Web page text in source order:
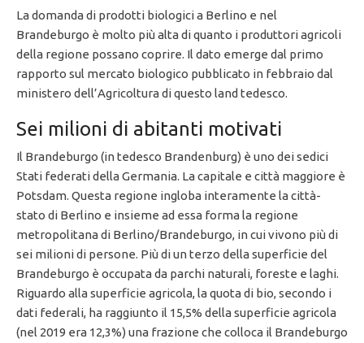
La domanda di prodotti biologici a Berlino e nel
Brandeburgo è molto più alta di quanto i produttori agricoli
della regione possano coprire. Il dato emerge dal primo
rapporto sul mercato biologico pubblicato in febbraio dal
ministero dell’Agricoltura di questo land tedesco.
Sei milioni di abitanti motivati
Il Brandeburgo (in tedesco Brandenburg) è uno dei sedici
Stati federati della Germania. La capitale e città maggiore è
Potsdam. Questa regione ingloba interamente la città-
stato di Berlino e insieme ad essa forma la regione
metropolitana di Berlino/Brandeburgo, in cui vivono più di
sei milioni di persone. Più di un terzo della superficie del
Brandeburgo è occupata da parchi naturali, foreste e laghi.
Riguardo alla superficie agricola, la quota di bio, secondo i
dati federali, ha raggiunto il 15,5% della superficie agricola
(nel 2019 era 12,3%) una frazione che colloca il Brandeburgo